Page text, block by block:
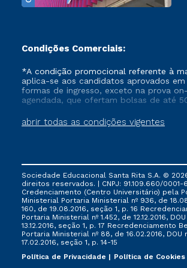
Condições Comerciais:
abrir todas as condições vigentes
*A condição promocional referente à
aplica-se aos candidatos aprovados
formas de ingresso, exceto na prova
agendada, que ofertam bolsas de até
que ainda não tenham efetivado e/ou
cancelado ou trancado sua matrícula
FIES, Prouni e outros programas
não se acumula com nenhuma outra
ofertada pela Instituição.
Sociedade Educacional Santa Rita S.A. ©
direitos reservados. | CNPJ: 91.109.660/0001-
Credenciamento (Centro Universitário) pela
Ministerial Portaria Ministerial nº 936, de
160, de 19.08.2016, seção 1, p. 16
Portaria Ministerial nº 1.452, de 12.12.2016,
13.12.2016, seção 1, p. 17 Recredenciamento
Portaria Ministerial nº 88, de 16.02.2016, DOU
17.02.2016, seção 1, p. 14-15
Política de Privacidade
Política de Cookies